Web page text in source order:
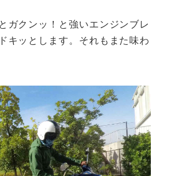
ガクンッ！と強いエンジンブレ
キッとします。それもまた味わ